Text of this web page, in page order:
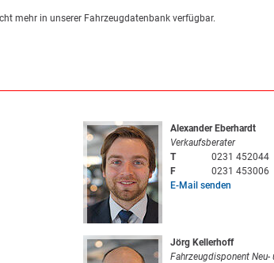
mehr in unserer Fahrzeugdatenbank verfügbar.
Alexander Eberhardt
Verkaufsberater
T
0231 452044
F
0231 453006
E-Mail senden
Jörg Kellerhoff
Fahrzeugdisponent Neu-